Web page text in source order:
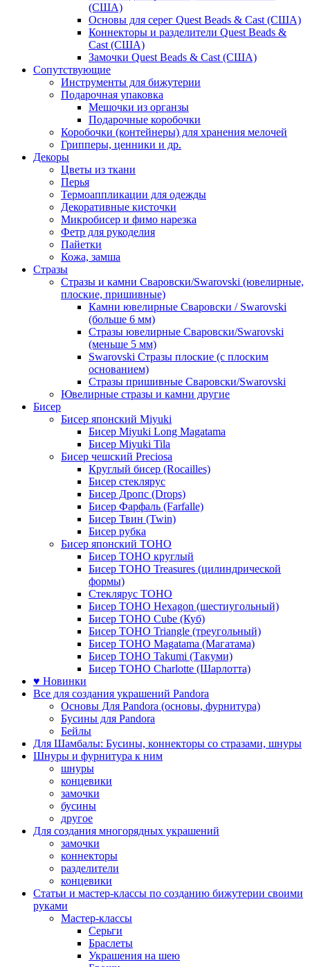
(США)
Основы для серег Quest Beads & Cast (США)
Коннекторы и разделители Quest Beads &
Cast (США)
Замочки Quest Beads & Cast (США)
Сопутствующие
Инструменты для бижутерии
Подарочная упаковка
Мешочки из органзы
Подарочные коробочки
Коробочки (контейнеры) для хранения мелочей
Грипперы, ценники и др.
Декоры
Цветы из ткани
Перья
Термоаппликации для одежды
Декоративные кисточки
Микробисер и фимо нарезка
Фетр для рукоделия
Пайетки
Кожа, замша
Стразы
Стразы и камни Сваровски/Swarovski (ювелирные,
плоские, пришивные)
Камни ювелирные Сваровски / Swarovski
(больше 6 мм)
Стразы ювелирные Сваровски/Swarovski
(меньше 5 мм)
Swarovski Стразы плоские (с плоским
основанием)
Стразы пришивные Сваровски/Swarovski
Ювелирные стразы и камни другие
Бисер
Бисер японский Miyuki
Бисер Miyuki Long Magatama
Бисер Miyuki Tila
Бисер чешский Preciosa
Круглый бисер (Rocailles)
Бисер стеклярус
Бисер Дропс (Drops)
Бисер Фарфаль (Farfalle)
Бисер Твин (Twin)
Бисер рубка
Бисер японский TOHO
Бисер TOHO круглый
Бисер TOHO Treasures (цилиндрической
формы)
Стеклярус TOHO
Бисер TOHO Hexagon (шестиугольный)
Бисер TOHO Cube (Куб)
Бисер TOHO Triangle (треугольный)
Бисер TOHO Magatama (Магатама)
Бисер TOHO Takumi (Такуми)
Бисер TOHO Charlotte (Шарлотта)
♥ Новинки
Все для создания украшений Pandora
Основы Для Pandora (основы, фурнитура)
Бусины для Pandora
Бейлы
Для Шамбалы: Бусины, коннекторы со стразами, шнуры
Шнуры и фурнитура к ним
шнуры
концевики
замочки
бусины
другое
Для создания многорядных украшений
замочки
коннекторы
разделители
концевики
Статьи и мастер-классы по созданию бижутерии своими
руками
Мастер-классы
Серьги
Браслеты
Украшения на шею